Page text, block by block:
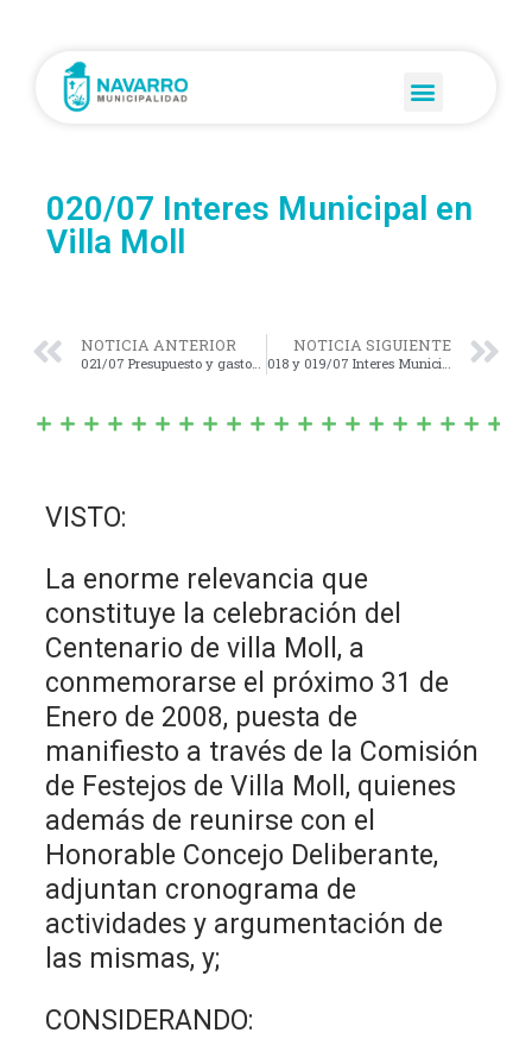
020/07 Interes Municipal en
Villa Moll
NOTICIA ANTERIOR
021/07 Presupuesto y gastos 2008
NOTICIA SIGUIENTE
018 y 019/07 Interes Municipal
VISTO:
La enorme relevancia que
constituye la celebración del
Centenario de villa Moll, a
conmemorarse el próximo 31 de
Enero de 2008, puesta de
manifiesto a través de la Comisión
de Festejos de Villa Moll, quienes
además de reunirse con el
Honorable Concejo Deliberante,
adjuntan cronograma de
actividades y argumentación de
las mismas, y;
CONSIDERANDO: